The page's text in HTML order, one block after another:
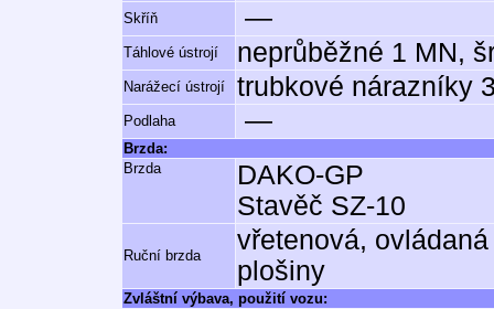
Skříň —
Táhlové ústrojí neprůběžné 1 MN,
Narážecí ústrojí trubkové nárazníky
Podlaha —
Brzda:
Brzda
DAKO-GP
Stavěč SZ-10
Ruční brzda
vřetenová,
plošiny
Zvláštní výbava, použití vozu: